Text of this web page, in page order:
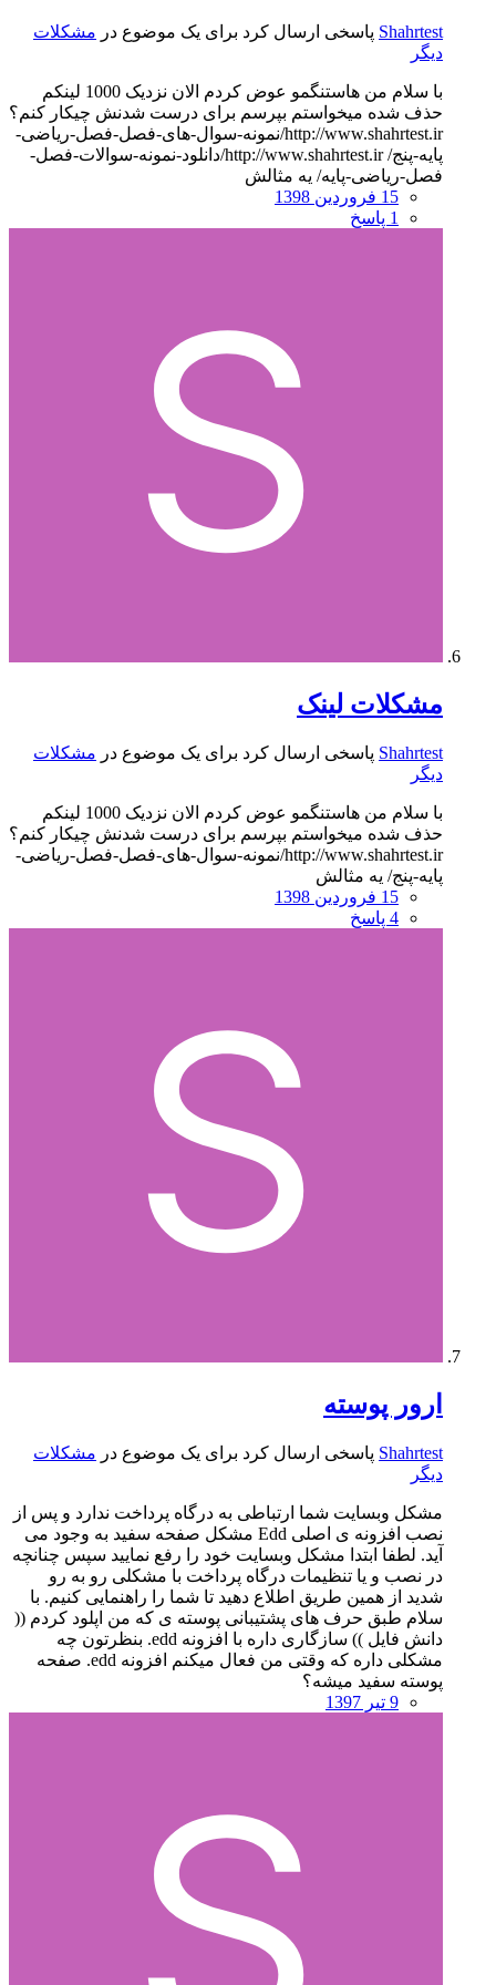
Shahrtest پاسخی ارسال کرد برای یک موضوع در مشکلات
دیگر
با سلام من هاستنگمو عوض کردم الان نزدیک 1000 لینکم
حذف شده میخواستم بپرسم برای درست شدنش چیکار کنم؟
http://www.shahrtest.ir/نمونه-سوال-های-فصل-فصل-ریاضی-
پایه-پنج/ http://www.shahrtest.ir/دانلود-نمونه-سوالات-فصل-
فصل-ریاضی-پایه/ یه مثالش
15 فروردین 1398
1 پاسخ
مشکلات لینک
Shahrtest پاسخی ارسال کرد برای یک موضوع در مشکلات
دیگر
با سلام من هاستنگمو عوض کردم الان نزدیک 1000 لینکم
حذف شده میخواستم بپرسم برای درست شدنش چیکار کنم؟
http://www.shahrtest.ir/نمونه-سوال-های-فصل-فصل-ریاضی-
پایه-پنج/ یه مثالش
15 فروردین 1398
4 پاسخ
ارور پوسته
Shahrtest پاسخی ارسال کرد برای یک موضوع در مشکلات
دیگر
مشکل وبسایت شما ارتباطی به درگاه پرداخت ندارد و پس از
نصب افزونه ی اصلی Edd مشکل صفحه سفید به وجود می
آید. لطفا ابتدا مشکل وبسایت خود را رفع نمایید سپس چنانچه
در نصب و یا تنظیمات درگاه پرداخت با مشکلی رو به رو
شدید از همین طریق اطلاع دهید تا شما را راهنمایی کنیم. با
سلام طبق حرف های پشتیبانی پوسته ی که من اپلود کردم ((
دانش فایل )) سازگاری داره با افزونه edd. بنظرتون چه
مشکلی داره که وقتی من فعال میکنم افزونه edd. صفحه
پوسته سفید میشه؟
9 تیر 1397